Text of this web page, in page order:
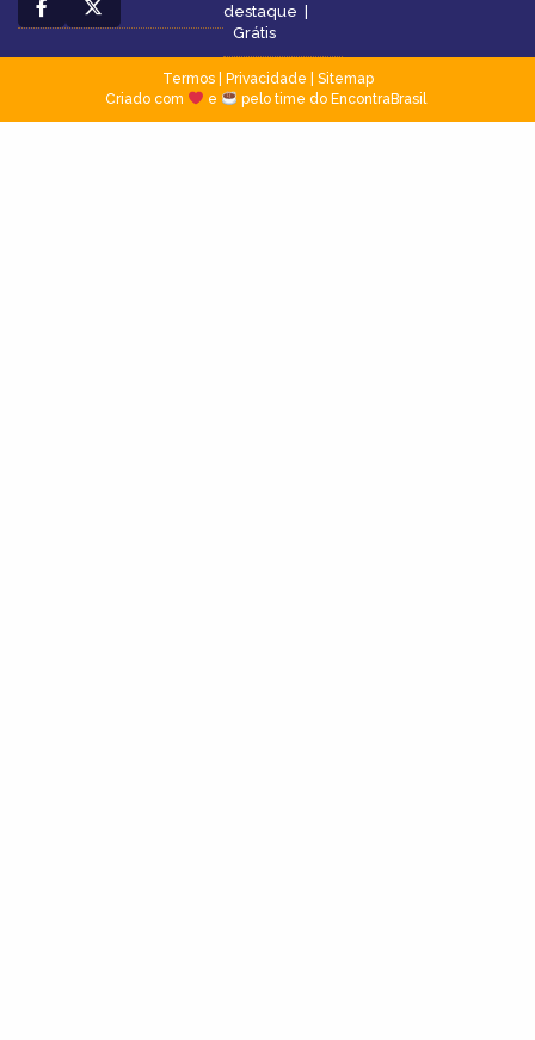
destaque |
Grátis
Termos| Privacidade
Sitemap
Criado com
e pelo time do EncontraBrasil